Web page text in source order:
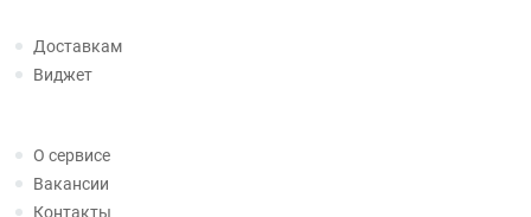
Доставкам
Виджет
О сервисе
Вакансии
Контакты